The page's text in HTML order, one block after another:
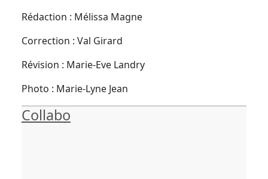
Rédaction : Mélissa Magne
Correction : Val Girard
Révision : Marie-Eve Landry
Photo : Marie-Lyne Jean
Collabo